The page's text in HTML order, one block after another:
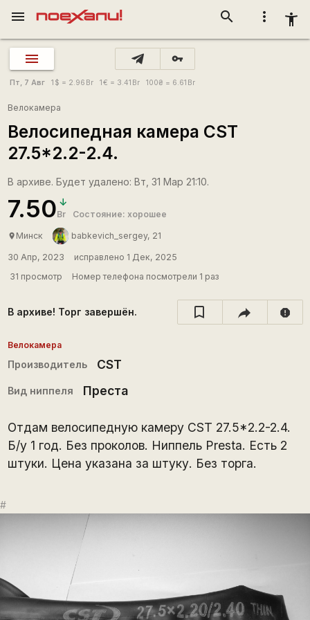
more_vert accessibility_new
search
menu
vpn_key
Пт, 7 Авг 1 $ = 2.96 Br 1€ = 3.41 Br 100₴ = 6.61 Br
Велокамера
Велосипедная камера CST
27.5*2.2-2.4.
В архиве. Будет удалено: Вт, 31 Мар 21:10.
7.50Br Состояние: хорошее
place Минск babkevich_sergey, 21
30 Апр, 2023
исправлено 1 Дек, 2025
31 просмотр
Номер телефона посмотрели 1 раз
В архиве! Торг завершён. report
Велокамера
Производитель CST
Вид ниппеля Преста
Отдам велосипедную камеру CST 27.5*2.2-2.4.
Б/у 1 год. Без проколов. Ниппель Presta. Есть 2
штуки. Цена указана за штуку. Без торга.
#